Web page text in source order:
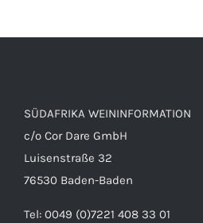
SÜDAFRIKA WEININFORMATION
c/o Cor Dare GmbH
Luisenstraße 32
76530 Baden-Baden
Tel: 0049 (0)7221 408 33 01